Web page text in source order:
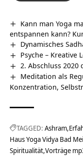
Kann man Yoga
entspannen kann?
Dynamisches
Psyche – Kreative
2. Abschluss
Meditation als
Konzentration,
TAGGED: Ashram
Haus Yoga Vidya Bad
Spiritualität Vorträge